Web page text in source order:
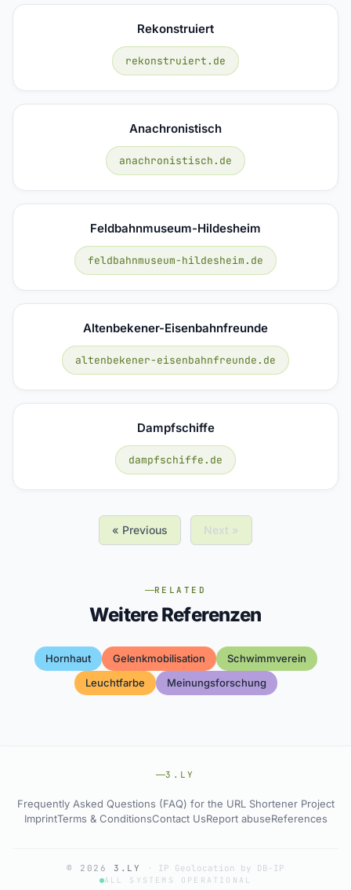
Rekonstruiert
rekonstruiert.de
Anachronistisch
anachronistisch.de
Feldbahnmuseum-Hildesheim
feldbahnmuseum-hildesheim.de
Altenbekener-Eisenbahnfreunde
altenbekener-eisenbahnfreunde.de
Dampfschiffe
dampfschiffe.de
« Previous Next »
RELATED
Weitere Referenzen
Hornhaut Gelenkmobilisation
Schwimmverein
Leuchtfarbe
Meinungsforschung
3.LY
Frequently Asked Questions (FAQ) for the URL Shortener Project
ImprintTerms & ConditionsContact UsReport abuseReferences
© 2026 3.LY · IP Geolocation by DB-IP
ALL SYSTEMS OPERATIONAL